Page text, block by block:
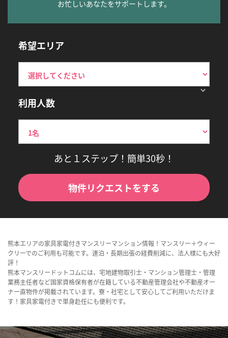
お忙しいあなたをサポートします。
希望エリア
利用人数
あと１ステップ！簡単30秒！
物件リクエストをする
熊本エリアの家具家電付きマンスリーマンション情報！マンスリー＋ウィー
クリーでのご利用も可能です。連泊・長期出張の経費削減に、法人様にも大好
評！
熊本マンスリードットコムには、宅地建物取引士・マンション管理士・管理
業務主任者など国家資格保有者が在籍している不動産管理会社や不動産オー
ナー直物件が掲載されています。寮・社宅として安心してご利用いただけま
す！家具家電付きで単身赴任にも便利です。